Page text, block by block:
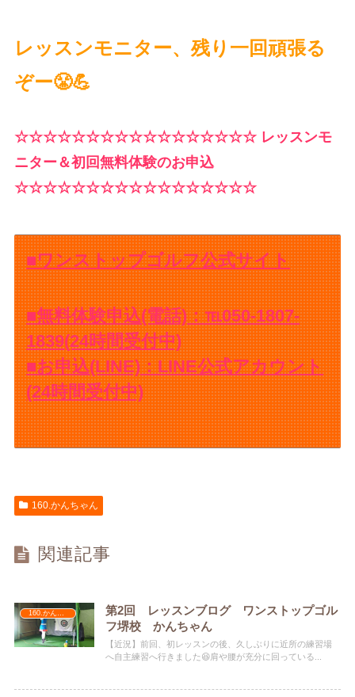
レッスンモニター、残り一回頑張る
ぞー😤💪
☆☆☆☆☆☆☆☆☆☆☆☆☆☆☆☆☆ レッスンモ
ニター＆初回無料体験のお申込
☆☆☆☆☆☆☆☆☆☆☆☆☆☆☆☆☆
■ワンストップゴルフ公式サイト
■無料体験申込(電話)：℡050-1807-
1839(24時間受付中)
■お申込(LINE)：LINE公式アカウント
(24時間受付中)
160.かんちゃん
関連記事
第2回 レッスンブログ ワンストップゴル
フ堺校 かんちゃん
【近況】前回、初レッスンの後、久しぶりに近所の練習場
へ自主練習へ行きました😆肩や腰が充分に回っている...